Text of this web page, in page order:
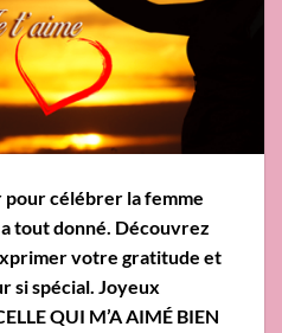
pour célébrer la femme
tout donné. Découvrez
votre gratitude et
si spécial. Joyeux
QUI M’A AIMÉ BIEN